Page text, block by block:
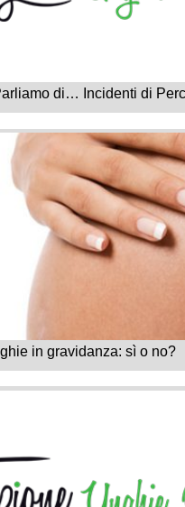
di… Incidenti di
in gravidanza: sì o no?